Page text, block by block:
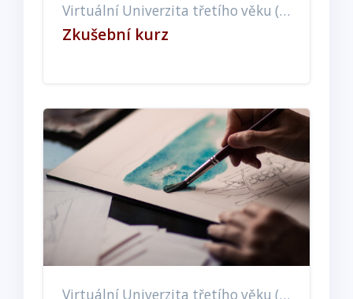
Virtuální Univerzita třetího věku (EX, ET, EE)
Zkušební kurz
Virtuální Univerzita třetího věku (EX, ET, EE)